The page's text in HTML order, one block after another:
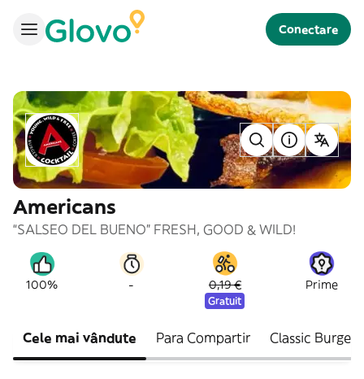
Conectare
Americans
“SALSEO DEL BUENO” FRESH, GOOD & WILD!
100% - 0,19 €
Gratuit
Prime
Cele mai vândute Para Compartir Classic Burgers